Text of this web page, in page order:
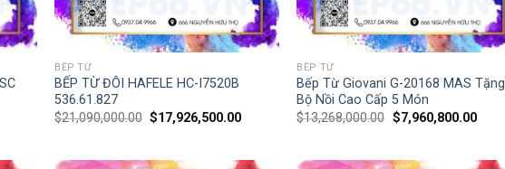
BẾP TỪ
BẾP TỪ ĐÔI HAFELE HC-I7520B
536.61.827
$21,090,000.00 $17,926,500.00
BẾP TỪ
Bếp Từ Giovani G-20168 MAS Tặng
Bộ Nồi Cao Cấp 5 Món
$13,268,000.00 $7,960,800.00